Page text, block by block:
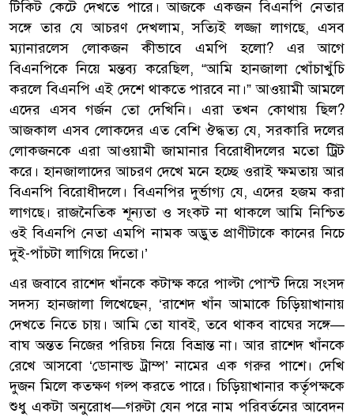
টিকিট কেটে দেখতে পারে। আজকে একজন বিএনপি নেতার
সঙ্গে তার যে আচরণ দেখলাম, সত্যিই লজ্জা লাগছে, এসব
ম্যানারলেস লোকজন কীভাবে এমপি হলো? এর আগে
বিএনপিকে নিয়ে মন্তব্য করেছিল, “আমি হানজালা খোঁচাখুঁচি
করলে বিএনপি এই দেশে থাকতে পারবে না।” আওয়ামী আমলে
এদের এসব গর্জন তো দেখিনি। এরা তখন কোথায় ছিল?
আজকাল এসব লোকদের এত বেশি ঔদ্ধত্য যে, সরকারি দলের
লোকজনকে এরা আওয়ামী জামানার বিরোধীদলের মতো ট্রিট
করে। হানজালাদের আচরণ দেখে মনে হচ্ছে ওরাই ক্ষমতায় আর
বিএনপি বিরোধীদলে। বিএনপির দুর্ভাগ্য যে, এদের হজম করা
লাগছে। রাজনৈতিক শূন্যতা ও সংকট না থাকলে আমি নিশ্চিত
ওই বিএনপি নেতা এমপি নামক অদ্ভুত প্রাণীটাকে কানের নিচে
দুই-পাঁচটা লাগিয়ে দিতো।’
এর জবাবে রাশেদ খাঁনকে কটাক্ষ করে পাল্টা পোস্ট দিয়ে সংসদ
সদস্য হানজালা লিখেছেন, ‘রাশেদ খাঁন আমাকে চিড়িয়াখানায়
দেখতে নিতে চায়। আমি তো যাবই, তবে থাকব বাঘের সঙ্গে—
বাঘ অন্তত নিজের পরিচয় নিয়ে বিভ্রান্ত না। আর রাশেদ খাঁনকে
রেখে আসবো ‘ডোনাল্ড ট্রাম্প’ নামের এক গরুর পাশে। দেখি
দুজন মিলে কতক্ষণ গল্প করতে পারে। চিড়িয়াখানার কর্তৃপক্ষকে
শুধু একটা অনুরোধ—গরুটা যেন পরে নাম পরিবর্তনের আবেদন